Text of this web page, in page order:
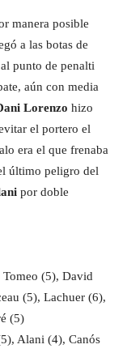
manera posible
a las botas de
punto de penalti
aún con media
Lorenzo hizo
el portero el
era el que frenaba
último peligro del
por doble
(5), David
(5), Lachuer (6),
(5)
Alani (4), Canós